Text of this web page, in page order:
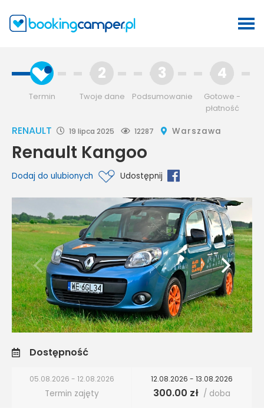
Termin
2
Twoje dane
3
Podsumowanie
4
Gotowe -
płatność
RENAULT 19 lipca 2025 12287 Warszawa
Renault Kangoo
Dodaj do ulubionych Udostępnij
Dostępność
05.08.2026 - 12.08.2026
Termin zajęty
12.08.2026 - 13.08.2026
300.00 zł / doba